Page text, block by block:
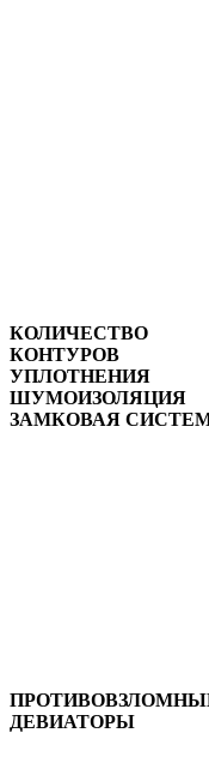
КОЛИЧЕСТВО
КОНТУРОВ
УПЛОТНЕНИЯ
ШУМОИЗОЛЯЦИЯ
ЗАМКОВАЯ
ДЕВИАТОРЫ